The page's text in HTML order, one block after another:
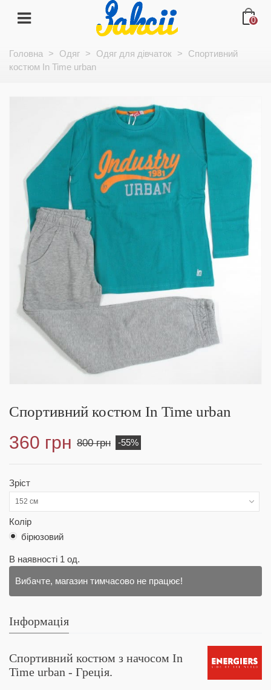
0
Головна > Одяг > Одяг для дівчаток >
Спортивний
костюм In Time urban
Спортивний костюм In Time urban
360 грн 800 грн -55%
Зріст
152 см
Колір
бірюзовий
В наявності 1 од.
Вибачте, магазин тимчасово не працює!
Інформація
Спортивний костюм з начосом In
Time urban - Греція.